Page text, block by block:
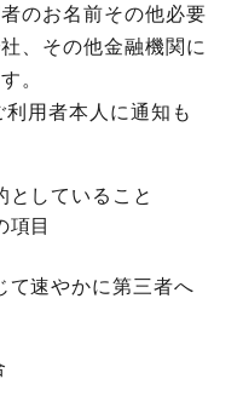
のお名前その他必要
、その他金融機関に
。
用者本人に通知も
としていること
項目
て速やかに第三者へ